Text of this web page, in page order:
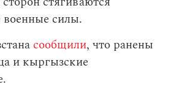
силы.
сообщили, что ранены
и кыргызские